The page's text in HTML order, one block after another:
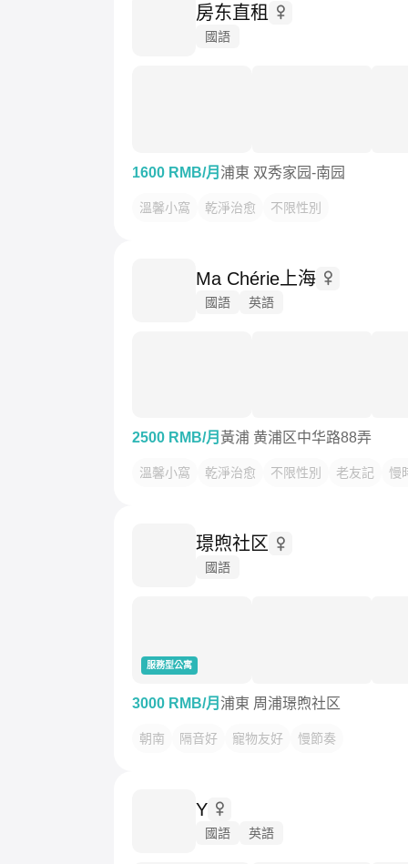
房东直租
國語
1600 RMB/月 浦東 双秀家园-南园
溫馨小窩 乾淨治愈 不限性別
Ma Chérie上海
國語 英語
2500 RMB/月 黃浦 黄浦区中华路88弄
溫馨小窩 乾淨治愈 不限性別 老友記 慢
璟煦社区
國語
服務型公寓
3000 RMB/月 浦東 周浦璟煦社区
朝南 隔音好 寵物友好 慢節奏
Y
國語 英語